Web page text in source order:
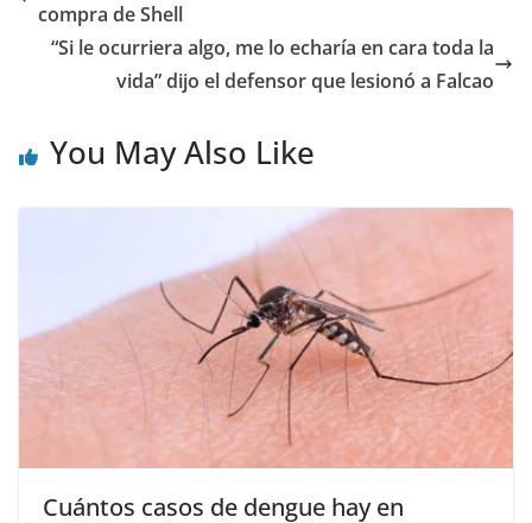
compra de Shell
“Si le ocurriera algo, me lo echaría en cara toda la
vida” dijo el defensor que lesionó a Falcao
You May Also Like
Cuántos casos de dengue hay en